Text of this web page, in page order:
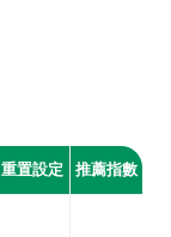
重置設定 推薦指數